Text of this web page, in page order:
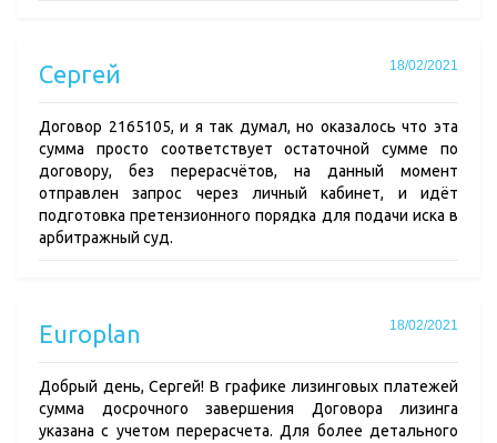
Сергей 18/02/2021
Договор 2165105, и я так думал, но оказалось что эта
сумма просто соответствует остаточной сумме по
договору, без перерасчётов, на данный момент
отправлен запрос через личный кабинет, и идёт
подготовка претензионного порядка для подачи иска в
арбитражный суд.
Europlan 18/02/2021
Добрый день, Сергей! В графике лизинговых платежей
сумма досрочного завершения Договора лизинга
указана с учетом перерасчета. Для более детального